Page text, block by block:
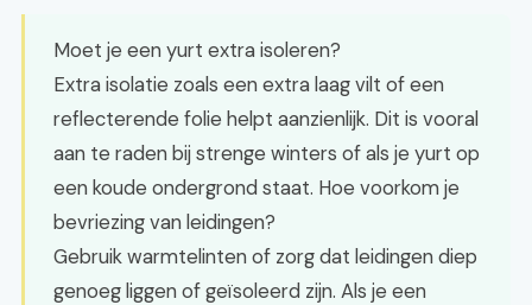
Moet je een yurt extra isoleren?
Extra isolatie zoals een extra laag vilt of een
reflecterende folie helpt aanzienlijk. Dit is vooral
aan te raden bij strenge winters of als je yurt op
een koude ondergrond staat. Hoe voorkom je
bevriezing van leidingen?
Gebruik warmtelinten of zorg dat leidingen diep
genoeg liggen of geïsoleerd zijn. Als je een